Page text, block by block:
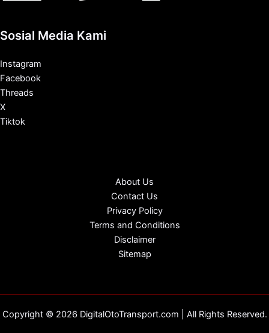
Sosial Media Kami
Instagram
Facebook
Threads
X
Tiktok
About Us
Contact Us
Privacy Policy
Terms and Conditions
Disclaimer
Sitemap
Copyright © 2026 DigitalOtoTransport.com | All Rights Reserved.